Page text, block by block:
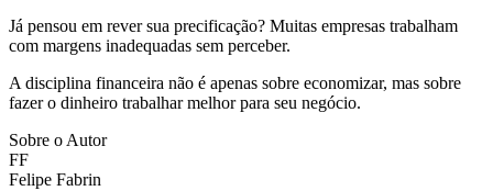
Já pensou em rever sua precificação? Muitas empresas trabalham
com margens inadequadas sem perceber.
A disciplina financeira não é apenas sobre economizar, mas sobre
fazer o dinheiro trabalhar melhor para seu negócio.
Sobre o Autor
FF
Felipe Fabrin